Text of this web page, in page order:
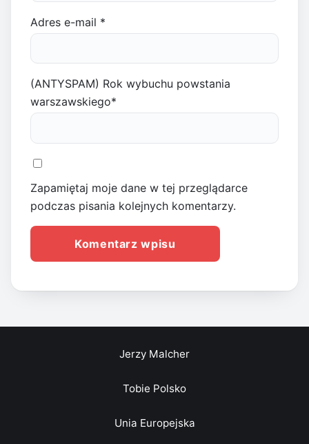
Adres e-mail *
(ANTYSPAM) Rok wybuchu powstania
warszawskiego*
Zapamiętaj moje dane w tej przeglądarce
podczas pisania kolejnych komentarzy.
Jerzy Malcher
Tobie Polsko
Unia Europejska